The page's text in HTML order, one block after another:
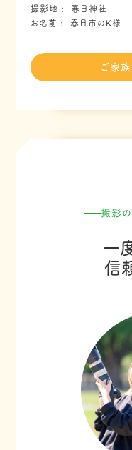
撮影地
春日神社
お名前
春日市のK様
ご家
撮影の
一
信